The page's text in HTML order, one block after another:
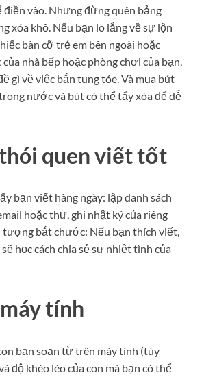
vào. Nhưng đừng quên bảng
xóa khô. Nếu bạn lo lắng về sự lộn
bàn cỡ trẻ em bên ngoài hoặc
nhà bếp hoặc phòng chơi của bạn,
gì về việc bắn tung tóe. Và mua bút
nước và bút có thể tẩy xóa để dễ
quen viết tốt
bạn viết hàng ngày: lập danh sách
hoặc thư, ghi nhật ký của riêng
tượng bắt chước: Nếu bạn thích viết,
học cách chia sẻ sự nhiệt tình của
tính
bạn soạn từ trên máy tính (tùy
độ khéo léo của con mà bạn có thể